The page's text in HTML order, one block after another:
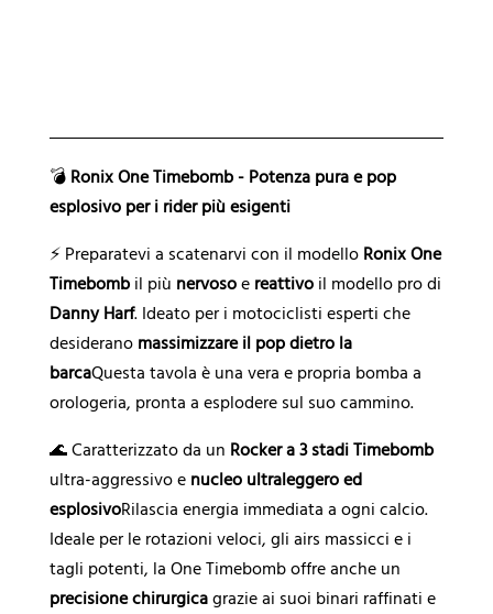
a
t
i
v
a
:
💣 Ronix One Timebomb - Potenza pura e pop
esplosivo per i rider più esigenti
⚡ Preparatevi a scatenarvi con il modello Ronix One
Timebomb il più nervosoe reattivoil modello pro di
Danny Harf. Ideato per i motociclisti esperti che
desiderano massimizzare il pop dietro la
barcaQuesta tavola è una vera e propria bomba a
orologeria, pronta a esplodere sul suo cammino.
🌊 Caratterizzato da un Rocker a 3 stadi Timebomb
ultra-aggressivo e nucleo ultraleggero ed
esplosivoRilascia energia immediata a ogni calcio.
Ideale per le rotazioni veloci, gli airs massicci e i
tagli potenti, la One Timebomb offre anche un
precisione chirurgicagrazie ai suoi binari raffinati e